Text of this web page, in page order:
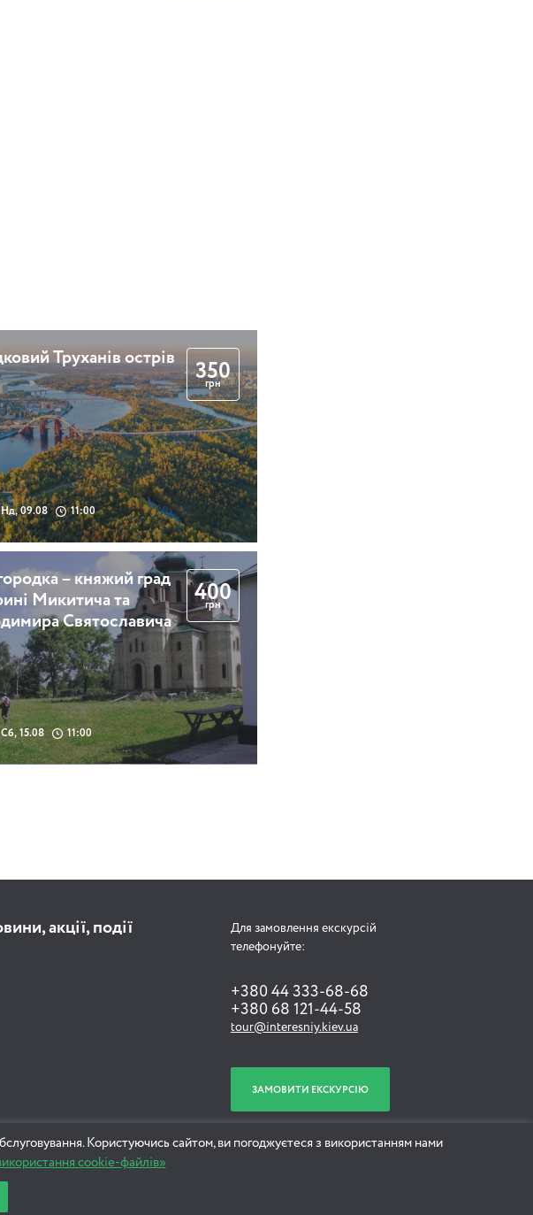
Труханів острів
Нд, 09.08 11:00
350
грн
– княжий град
Микитича та
Святославича
Сб, 15.08 11:00
400
грн
акції, події
Для замовлення екскурсій
телефонуйте:
+380 44 333-68-68
+380 68 121-44-58
tour@interesniy.kiev.ua
ЗАМОВИТИ ЕКСКУРСІЮ
Користуючись сайтом, ви погоджуєтеся з використанням нами
cookie-файлів»